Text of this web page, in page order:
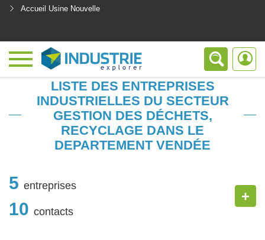
Accueil Usine Nouvelle
LISTE DES ENTREPRISES
INDUSTRIELLES DU SECTEUR
GESTION DES DÉCHETS,
RECYCLAGE DANS LE
DEPARTEMENT VENDÉE
5 entreprises
10 contacts
+